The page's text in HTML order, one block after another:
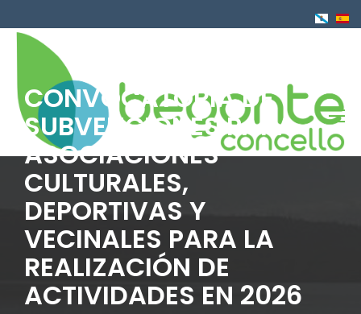
al
contenido
CONVOCATORIA DE
SUBVENCIONES PARA
ASOCIACIONES
CULTURALES,
DEPORTIVAS Y
VECINALES PARA LA
REALIZACIÓN DE
ACTIVIDADES EN 2026